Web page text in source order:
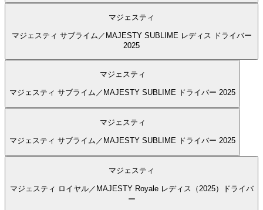
マジェスティ
マジェスティ サブライム／MAJESTY SUBLIME レディス ドライバー
2025
マジェスティ
マジェスティ サブライム／MAJESTY SUBLIME ドライバー 2025
マジェスティ
マジェスティ サブライム／MAJESTY SUBLIME ドライバー 2025
マジェスティ
マジェスティ ロイヤル／MAJESTY Royale レディス（2025）ドライバ
ー